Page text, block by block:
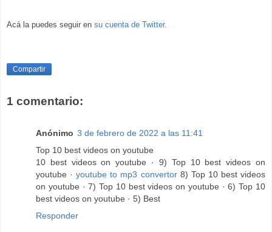
Acá la puedes seguir en su cuenta de Twitter.
Compartir
1 comentario:
Anónimo 3 de febrero de 2022 a las 11:41
Top 10 best videos on youtube
10 best videos on youtube · 9) Top 10 best videos on
youtube ·youtube to mp3 convertor8) Top 10 best videos
on youtube · 7) Top 10 best videos on youtube · 6) Top 10
best videos on youtube · 5) Best
Responder